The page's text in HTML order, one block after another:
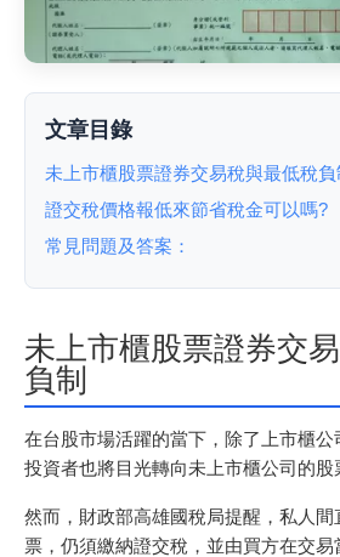
文章目錄
未上市櫃股票證券交易稅與最低稅負
證交稅價格報低來節省稅金可以嗎?
常見問題及答案：
未上市櫃股票證券交
負制
在台股市場活躍的當下，除了上市櫃
投資者也將目光轉向未上市櫃公司的股
然而，財政部高雄國稅局提醒，私人
票，仍須繳納證交稅，並由買方在交易